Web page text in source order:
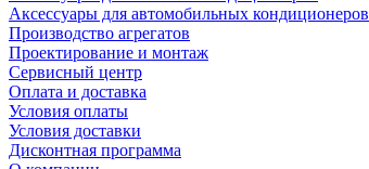
Аксессуары для автомобильных кондиционеров
Производство агрегатов
Проектирование и монтаж
Сервисный центр
Оплата и доставка
Условия оплаты
Условия доставки
Дисконтная программа